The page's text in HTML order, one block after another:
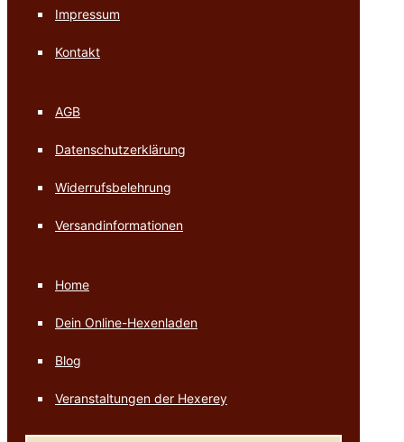
Impressum
Kontakt
AGB
Datenschutzerklärung
Widerrufsbelehrung
Versandinformationen
Home
Dein Online-Hexenladen
Blog
Veranstaltungen der Hexerey